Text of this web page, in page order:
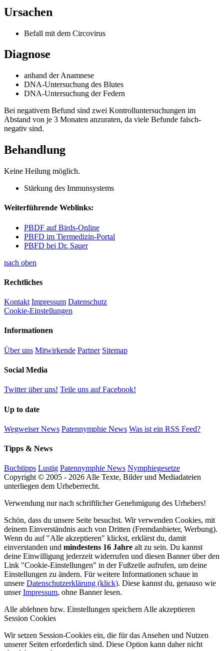
Ursachen
Befall mit dem Circovirus
Diagnose
anhand der Anamnese
DNA-Untersuchung des Blutes
DNA-Untersuchung der Federn
Bei negativem Befund sind zwei Kontrolluntersuchungen im
Abstand von je 3 Monaten anzuraten, da viele Befunde falsch-
negativ sind.
Behandlung
Keine Heilung möglich.
Stärkung des Immunsystems
Weiterführende Weblinks:
PBDF auf Birds-Online
PBFD im Tiermedizin-Portal
PBFD bei Dr. Sauer
nach oben
Rechtliches
Kontakt Impressum Datenschutz
Cookie-Einstellungen
Informationen
Über uns Mitwirkende Partner Sitemap
Social Media
Twitter über uns! Teile uns auf Facebook!
Up to date
Wegweiser News Patennymphie News Was ist ein RSS Feed?
Tipps & News
Buchtipps Lustig Patennymphie News Nymphiegesetze
Copyright © 2005 - 2026 Alle Texte, Bilder und Mediadateien
unterliegen dem Urheberrecht.
Verwendung nur nach schriftlicher Genehmigung des Urhebers!
Schön, dass du unsere Seite besuchst. Wir verwenden Cookies, mit
deinem Einverständnis auch von Dritten (Fremdanbieter, Werbung).
Wenn du auf "Alle akzeptieren" klickst, erklärst du, damit
einverstanden und mindestens 16 Jahre alt zu sein. Du kannst
deine Einwilligung jederzeit widerrufen und diesen Banner über den
Link "Cookie-Einstellungen" in der Fußzeile aufrufen, um deine
Einstellungen zu ändern. Für weitere Informationen schaue in
unsere Datenschutzerklärung (klick). Diese kannst du, genauso wie
unserImpressum, ohne Banner lesen.
Alle ablehnen bzw. Einstellungen speichern Alle akzeptieren
Session Cookies
Wir setzen Session-Cookies ein, die für das Ansehen und Nutzen
unserer Seiten erforderlich sind. Diese Option kann daher nicht